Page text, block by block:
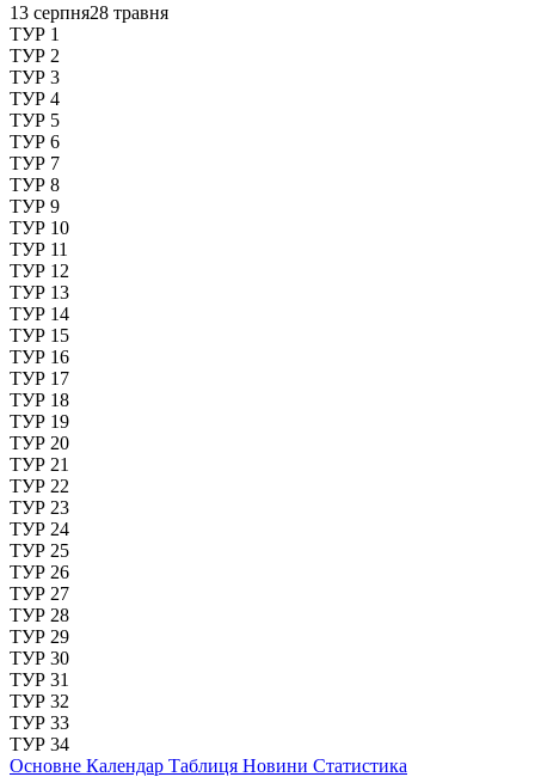
13 серпня28 травня
ТУР 1
ТУР 2
ТУР 3
ТУР 4
ТУР 5
ТУР 6
ТУР 7
ТУР 8
ТУР 9
ТУР 10
ТУР 11
ТУР 12
ТУР 13
ТУР 14
ТУР 15
ТУР 16
ТУР 17
ТУР 18
ТУР 19
ТУР 20
ТУР 21
ТУР 22
ТУР 23
ТУР 24
ТУР 25
ТУР 26
ТУР 27
ТУР 28
ТУР 29
ТУР 30
ТУР 31
ТУР 32
ТУР 33
ТУР 34
Основне Календар Таблиця Новини Статистика